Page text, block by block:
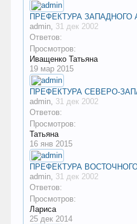
ПРЕФЕКТУРА ЗАПАДНОГО
admin, 31 дек 2002
Ответов:
Просмотров:
Иващенко Татьяна
19 мар 2015
ПРЕФЕКТУРА СЕВЕРО-
admin, 31 дек 2002
Ответов:
Просмотров:
Татьяна
16 янв 2015
ПРЕФЕКТУРА
admin, 31 дек 2002
Ответов:
Просмотров:
Лариса
25 дек 2014